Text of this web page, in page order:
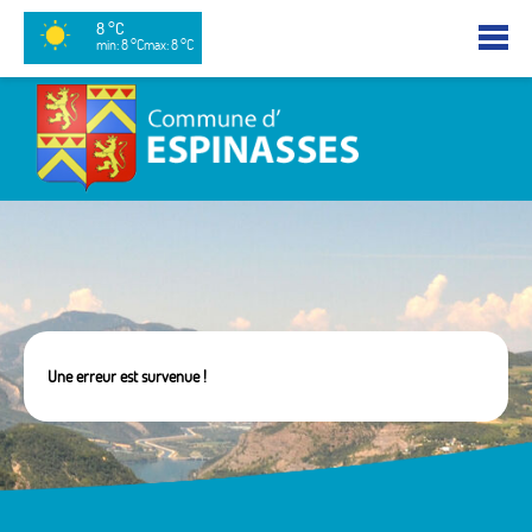
8 °C
min: 8 °Cmax: 8 °C
Une erreur est survenue !